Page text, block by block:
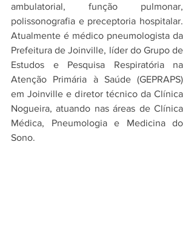
ambulatorial, função pulmonar,
polissonografia e preceptoria hospitalar.
Atualmente é médico pneumologista da
Prefeitura de Joinville, líder do Grupo de
Estudos e Pesquisa Respiratória na
Atenção Primária à Saúde (GEPRAPS)
em Joinville e diretor técnico da Clínica
Nogueira, atuando nas áreas de Clínica
Médica, Pneumologia e Medicina do
Sono.